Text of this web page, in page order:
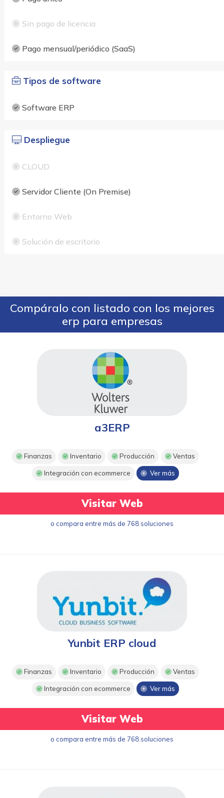
Sin pago de licencia
Pago mensual/periódico (SaaS)
Tipos de software
Software ERP
Despliegue
CLOUD
Servidor Cliente (On Premise)
Entorno Web
Solución de escritorio
Compáralo con listado con los mejores
erp para empresas
a3ERP
Finanzas Inventario Producción Ventas
Integración con ecommerce Ver más
Visitar Web
o compara entre más de 768 soluciones
Yunbit ERP cloud
Finanzas Inventario Producción Ventas
Integración con ecommerce Ver más
Visitar Web
o compara entre más de 768 soluciones